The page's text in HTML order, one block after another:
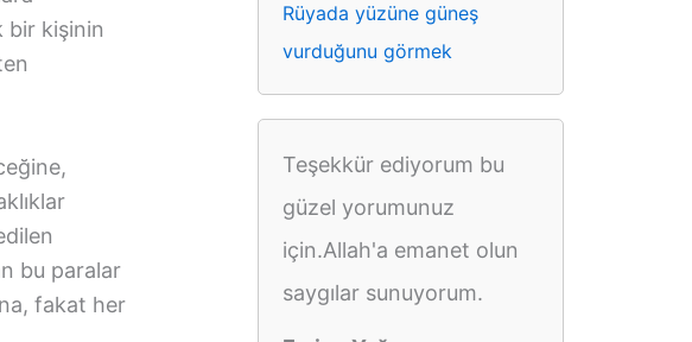
bir kişinin
bu paralar
fakat her
Rüyada yüzüne güneş
vurduğunu görmek
Teşekkür ediyorum bu
güzel yorumunuz
için.Allah'a emanet olun
saygılar sunuyorum.